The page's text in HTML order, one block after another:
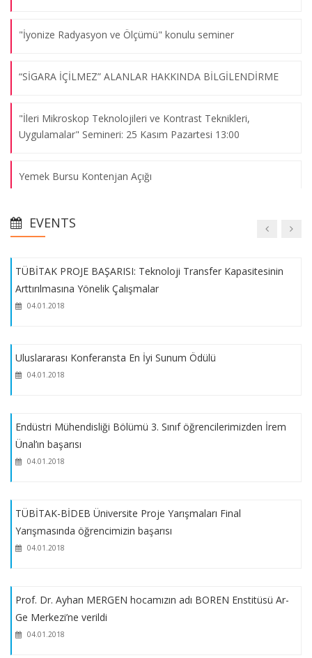
"İyonize Radyasyon ve Ölçümü" konulu seminer
“SİGARA İÇİLMEZ” ALANLAR HAKKINDA BİLGİLENDİRME
"İleri Mikroskop Teknolojileri ve Kontrast Teknikleri,
Uygulamalar" Semineri: 25 Kasım Pazartesi 13:00
Yemek Bursu Kontenjan Açığı
Ders Kayıtları Kontrolleri
başarı ile tamamlamış Öğrencilerimize Duyurulur
Türk Eğitim Vakfı Yurt Dışı Yüksek Lisans ve Doktora Bursları
Sabancı Vakfı Burs Duyurusu
Yemek Bursu Başvuruları (10-18 Ekim 2019)
Öğrencilerimizin Başarıları
EVENTS
04.01.2018
Fakülte Akademik Kurulu – Ekim 2017
04.01.2018
TÜBİTAK PROJE BAŞARISI: Teknoloji Transfer Kapasitesinin
Arttırılmasına Yönelik Çalışmalar
04.01.2018
Uluslararası Konferansta En İyi Sunum Ödülü
04.01.2018
Endüstri Mühendisliği Bölümü 3. Sınıf öğrencilerimizden İrem
Ünal’ın başarısı
04.01.2018
TÜBİTAK-BİDEB Üniversite Proje Yarışmaları Final
Yarışmasında öğrencimizin başarısı
04.01.2018
Prof. Dr. Ayhan MERGEN hocamızın adı BOREN Enstitüsü Ar-
Ge Merkezi’ne verildi
04.01.2018